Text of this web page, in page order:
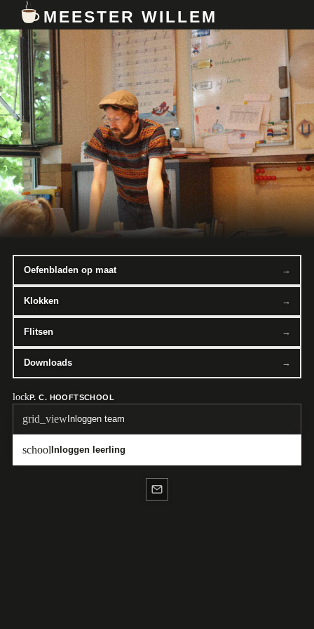
MEESTER WILLEM
Oefenbladen op maat
Klokken
Flitsen
Downloads
lockP. C. HOOFTSCHOOL
grid_view Inloggen team
school Inloggen leerling